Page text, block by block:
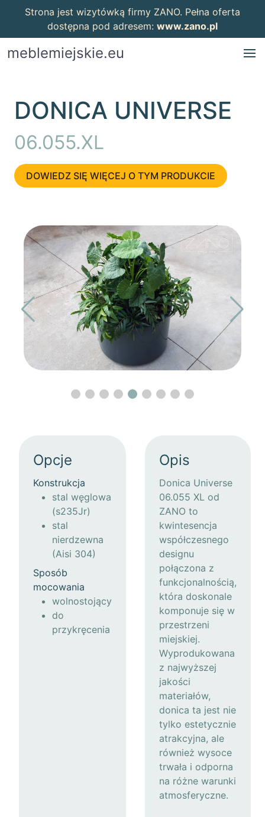
Strona jest wizytówką firmy ZANO. Pełna oferta
dostępna pod adresem: www.zano.pl
meblemiejskie.eu
DONICA UNIVERSE
06.055.XL
DOWIEDZ SIĘ WIĘCEJ O TYM PRODUKCIE
Opcje
Konstrukcja
stal węglowa
(s235Jr)
stal
nierdzewna
(Aisi 304)
Sposób
mocowania
wolnostojący
do
przykręcenia
Opis
Donica Universe
06.055 XL od
ZANO to
kwintesencja
współczesnego
designu
połączona z
funkcjonalnością,
która doskonale
komponuje się w
przestrzeni
miejskiej.
Wyprodukowana
z najwyższej
jakości
materiałów,
donica ta jest nie
tylko estetycznie
atrakcyjna, ale
również wysoce
trwała i odporna
na różne warunki
atmosferyczne.